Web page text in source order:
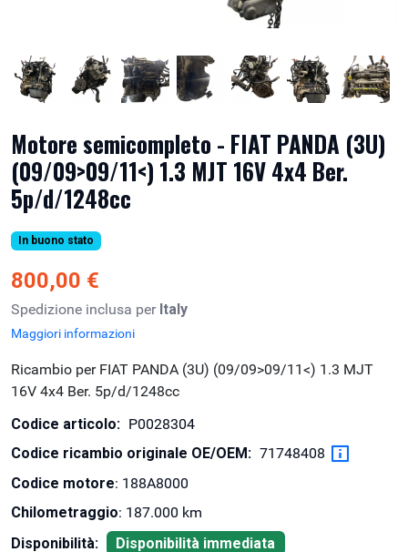
Motore semicompleto - FIAT PANDA (3U)
(09/09>09/11<) 1.3 MJT 16V 4x4 Ber.
5p/d/1248cc
In buono stato
800,00 €
Spedizione inclusa per Italy
Maggiori informazioni
Ricambio per FIAT PANDA (3U) (09/09>09/11<) 1.3 MJT
16V 4x4 Ber. 5p/d/1248cc
Codice articolo: P0028304
Codice ricambio originale OE/OEM: 71748408
Codice motore: 188A8000
Chilometraggio: 187.000 km
Disponibilità:
Disponibilità immediata